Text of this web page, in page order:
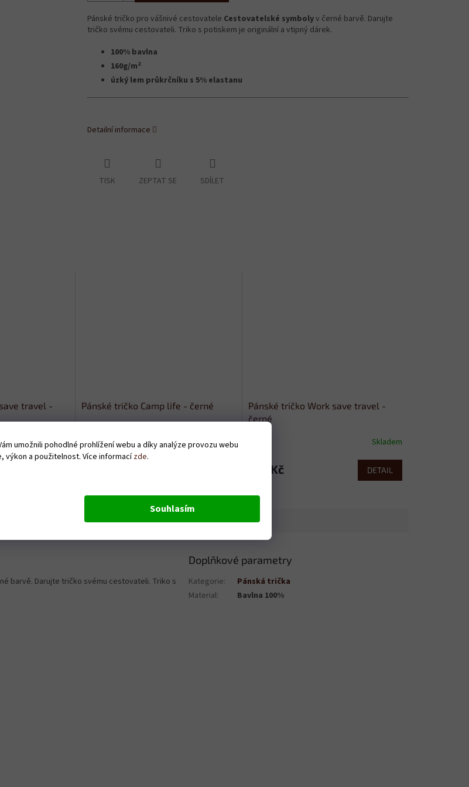
umožnili pohodlné prohlížení webu a díky analýze provozu webu
výkon a použitelnost. Více informacízde.
Souhlasím
Pánské tričko pro vášnivé cestovatele Cestovatelské symbolyv černé barvě. Darujte
tričko svému cestovateli. Triko s potiskem je originální a vtipný dárek.
100% bavlna
160g/m2
úzký lem průkrčníku s 5% elastanu
Detailní informace
TISK ZEPTAT SE SDÍLET
travel -
Skladem
Pánské tričko Camp life - černé
Skladem
Pánské tričko Work save travel -
černé
Skladem
379 Kč DETAIL
barvě. Darujte tričko svému cestovateli. Triko s
Doplňkové parametry
Kategorie:
Pánská trička
Material: Bavlna 100%